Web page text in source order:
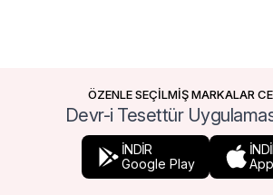
ÖZENLE SEÇİLMİŞ MARKALAR
Devr-i Tesettür
İNDİR
Google Play